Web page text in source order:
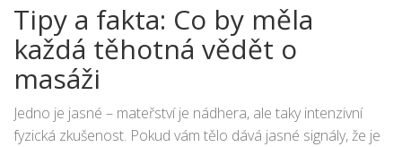
Tipy a fakta: Co by měla
každá těhotná vědět o
masáži
Jedno je jasné – mateřství je nádhera, ale taky intenzivní
fyzická zkušenost. Pokud vám tělo dává jasné signály, že je